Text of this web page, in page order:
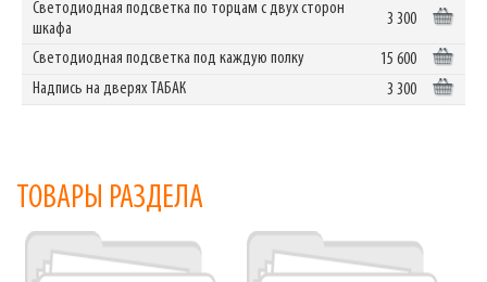
Светодиодная подсветка по торцам с двух сторон
шкафа
3 300
Светодиодная подсветка под каждую полку
15 600
Надпись на дверях ТАБАК
3 300
ТОВАРЫ РАЗДЕЛА